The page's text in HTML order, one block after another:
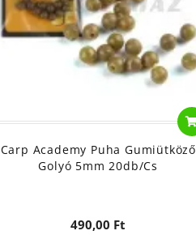
Carp Academy Puha Gumiütköző
Golyó 5mm 20db/cs
490,00 Ft